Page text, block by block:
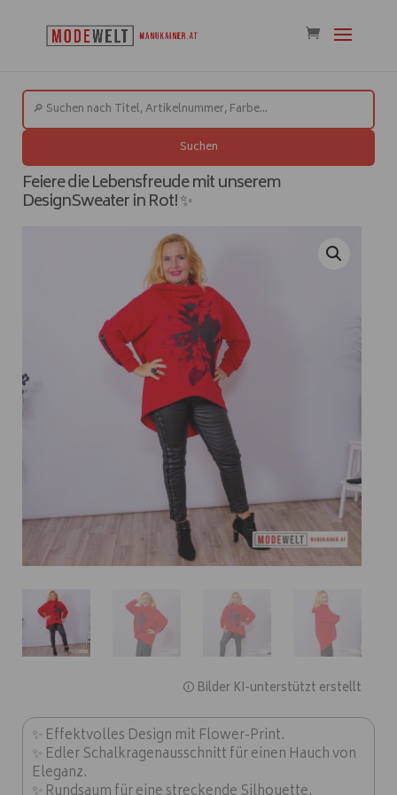
Suchen
Feiere die Lebensfreude mit unserem
DesignSweater in Rot! ✨
🛈 Bilder KI-unterstützt erstellt
✨ Effektvolles Design mit Flower-Print.
✨ Edler Schalkragenausschnitt für einen Hauch von
Eleganz.